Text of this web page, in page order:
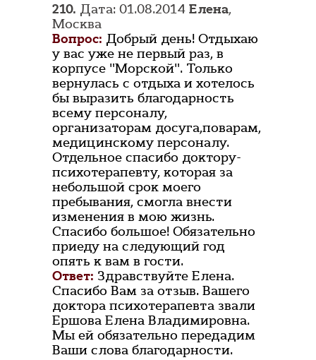
210. Дата: 01.08.2014 Елена,
Москва
Вопрос: Добрый день! Отдыхаю
у вас уже не первый раз, в
корпусе "Морской". Только
вернулась с отдыха и хотелось
бы выразить благодарность
всему персоналу,
организаторам досуга,поварам,
медицинскому персоналу.
Отдельное спасибо доктору-
психотерапевту, которая за
небольшой срок моего
пребывания, смогла внести
изменения в мою жизнь.
Спасибо большое! Обязательно
приеду на следующий год
опять к вам в гости.
Ответ: Здравствуйте Елена.
Спасибо Вам за отзыв. Вашего
доктора психотерапевта звали
Ершова Елена Владимировна.
Мы ей обязательно передадим
Ваши слова благодарности.